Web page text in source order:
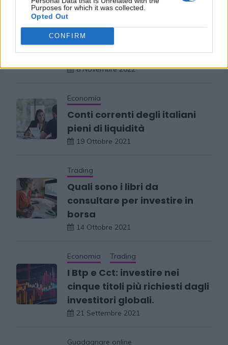
Purposes for which it was collected.
Opted Out
CONFIRM
Senza categoria
Super Fibra WINDTRE – La
migliore sul mercato
8 Novembre 2022
Economia
Conti correnti degli italiani
pieni di liquidità
19 Ottobre 2021
Trading
Quali sono i libri da
consultare per investire in
borsa
14 Ottobre 2021
Economia Trading
I Btp e Cct: investire nei
cinque titoli più richiesti dagli
investitori globali.
21 Settembre 2021
Guadagnare online